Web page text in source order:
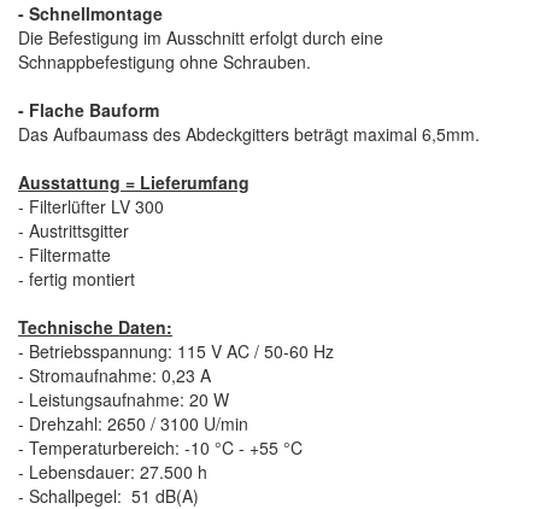
- Schnellmontage
Die Befestigung im Ausschnitt erfolgt durch eine
Schnappbefestigung ohne Schrauben.
- Flache Bauform
Das Aufbaumass des Abdeckgitters beträgt maximal 6,5mm.
Ausstattung = Lieferumfang
- Filterlüfter LV 300
- Austrittsgitter
- Filtermatte
- fertig montiert
Technische Daten:
- Betriebsspannung: 115 V AC / 50-60 Hz
- Stromaufnahme: 0,23 A
- Leistungsaufnahme: 20 W
- Drehzahl: 2650 / 3100 U/min
- Temperaturbereich: -10 °C - +55 °C
- Lebensdauer: 27.500 h
- Schallpegel: 51 dB(A)